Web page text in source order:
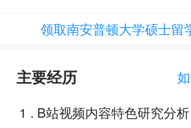
领取南安普顿大学硕士留
主要经历
1 . B站视频内容特色研究分析